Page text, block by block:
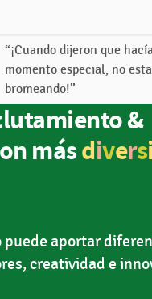
“¡Cuando dijeron que
momento especial, no
bromeando!”
&
másdiversi
puede aportar
creatividad e